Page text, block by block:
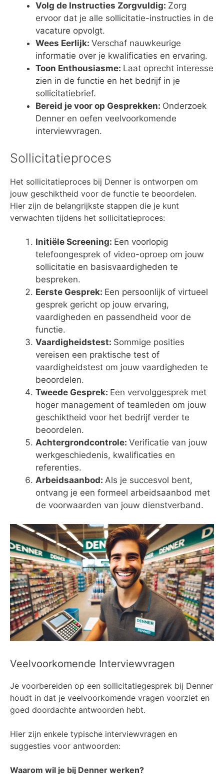
Volg de Instructies Zorgvuldig: Zorg
ervoor dat je alle sollicitatie-instructies in de
vacature opvolgt.
Wees Eerlijk: Verschaf nauwkeurige
informatie over je kwalificaties en ervaring.
Toon Enthousiasme: Laat oprecht interesse
zien in de functie en het bedrijf in je
sollicitatiebrief.
Bereid je voor op Gesprekken: Onderzoek
Denner en oefen veelvoorkomende
interviewvragen.
Sollicitatieproces
Het sollicitatieproces bij Denner is ontworpen om
jouw geschiktheid voor de functie te beoordelen.
Hier zijn de belangrijkste stappen die je kunt
verwachten tijdens het sollicitatieproces:
Initiële Screening: Een voorlopig
telefoongesprek of video-oproep om jouw
sollicitatie en basisvaardigheden te
bespreken.
Eerste Gesprek: Een persoonlijk of virtueel
gesprek gericht op jouw ervaring,
vaardigheden en passendheid voor de
functie.
Vaardigheidstest: Sommige posities
vereisen een praktische test of
vaardigheidstest om jouw vaardigheden te
beoordelen.
Tweede Gesprek: Een vervolggesprek met
hoger management of teamleden om jouw
geschiktheid voor het bedrijf verder te
beoordelen.
Achtergrondcontrole: Verificatie van jouw
werkgeschiedenis, kwalificaties en
referenties.
Arbeidsaanbod: Als je succesvol bent,
ontvang je een formeel arbeidsaanbod met
de voorwaarden van jouw dienstverband.
Veelvoorkomende Interviewvragen
Je voorbereiden op een sollicitatiegesprek bij Denner
houdt in dat je veelvoorkomende vragen voorziet en
goed doordachte antwoorden hebt.
Hier zijn enkele typische interviewvragen en
suggesties voor antwoorden:
Waarom wil je bij Denner werken?